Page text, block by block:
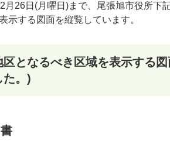
月26日(月曜日)まで、尾張旭市役所下
示する図面を縦覧しています。
区となるべき区域を表示する
た。)